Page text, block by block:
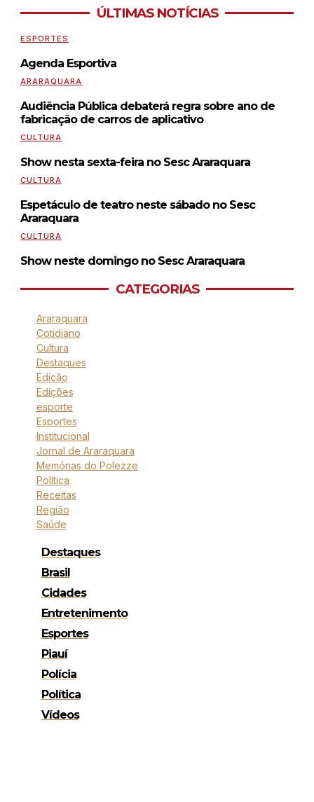
ÚLTIMAS NOTÍCIAS
ESPORTES
Agenda Esportiva
ARARAQUARA
Audiência Pública debaterá regra sobre ano de
fabricação de carros de aplicativo
CULTURA
Show nesta sexta-feira no Sesc Araraquara
CULTURA
Espetáculo de teatro neste sábado no Sesc
Araraquara
CULTURA
Show neste domingo no Sesc Araraquara
CATEGORIAS
Araraquara
Cotidiano
Cultura
Destaques
Edição
Edições
esporte
Esportes
Institucional
Jornal de Araraquara
Memórias do Polezze
Política
Receitas
Região
Saúde
Destaques
Brasil
Cidades
Entretenimento
Esportes
Piauí
Polícia
Política
Vídeos